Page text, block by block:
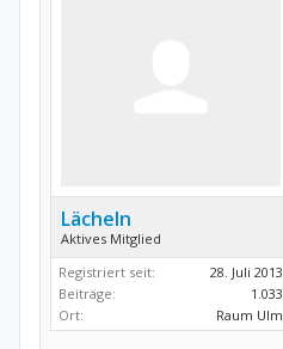
Lächeln
Aktives Mitglied
Registriert seit:
28. Juli 2013
Beiträge:
1.033
Ort:
Raum Ulm